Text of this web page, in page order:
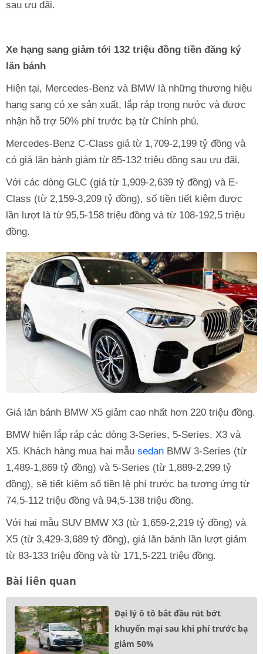
sau ưu đãi.
Xe hạng sang giảm tới 132 triệu đồng tiền đăng ký
lăn bánh
Hiện tại, Mercedes-Benz và BMW là những thương hiệu
hạng sang có xe sản xuất, lắp ráp trong nước và được
nhận hỗ trợ 50% phí trước bạ từ Chính phủ.
Mercedes-Benz C-Class giá từ 1,709-2,199 tỷ đồng và
có giá lăn bánh giảm từ 85-132 triệu đồng sau ưu đãi.
Với các dòng GLC (giá từ 1,909-2,639 tỷ đồng) và E-
Class (từ 2,159-3,209 tỷ đồng), số tiền tiết kiệm được
lần lượt là từ 95,5-158 triệu đồng và từ 108-192,5 triệu
đồng.
Giá lăn bánh BMW X5 giảm cao nhất hơn 220 triệu đồng.
BMW hiện lắp ráp các dòng 3-Series, 5-Series, X3 và
X5. Khách hàng mua hai mẫu sedan BMW 3-Series (từ
1,489-1,869 tỷ đồng) và 5-Series (từ 1,889-2,299 tỷ
đồng), sẽ tiết kiệm số tiền lệ phí trước bạ tương ứng từ
74,5-112 triệu đồng và 94,5-138 triệu đồng.
Với hai mẫu SUV BMW X3 (từ 1,659-2,219 tỷ đồng) và
X5 (từ 3,429-3,689 tỷ đồng), giá lăn bánh lần lượt giảm
từ 83-133 triệu đồng và từ 171,5-221 triệu đồng.
Bài liên quan
Đại lý ô tô bắt đầu rút bớt
khuyến mại sau khi phí trước bạ
giảm 50%